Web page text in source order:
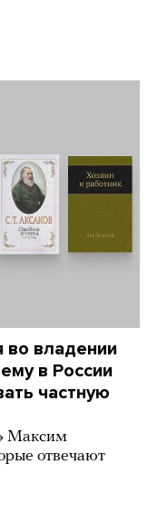
во владении
в России
частную
Максим
отвечают